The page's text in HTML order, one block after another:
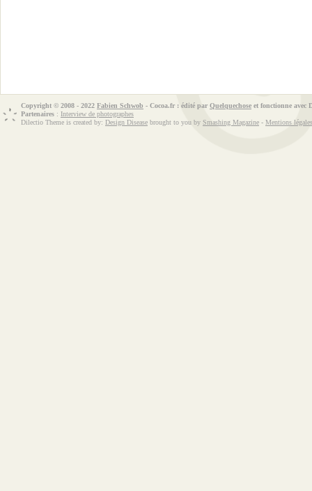
Copyright © 2008 - 2022 Fabien Schwob - Cocoa.fr : édité par Quelquechose et fonctionne avec
Partenaires : Interview de photographes
Dilectio Theme is created by: Design Disease brought to you by Smashing Magazine - Mentions légales